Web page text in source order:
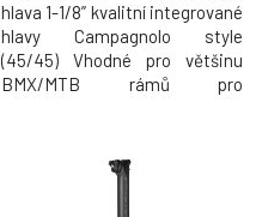
hlava 1-1/8” kvalitní integrované
hlavy Campagnolo style
(45/45) Vhodné pro většinu
BMX/MTB rámů pro
MacNeil, Premium, Haro Velmi
odolné: CNC 7075 alloy víčko a